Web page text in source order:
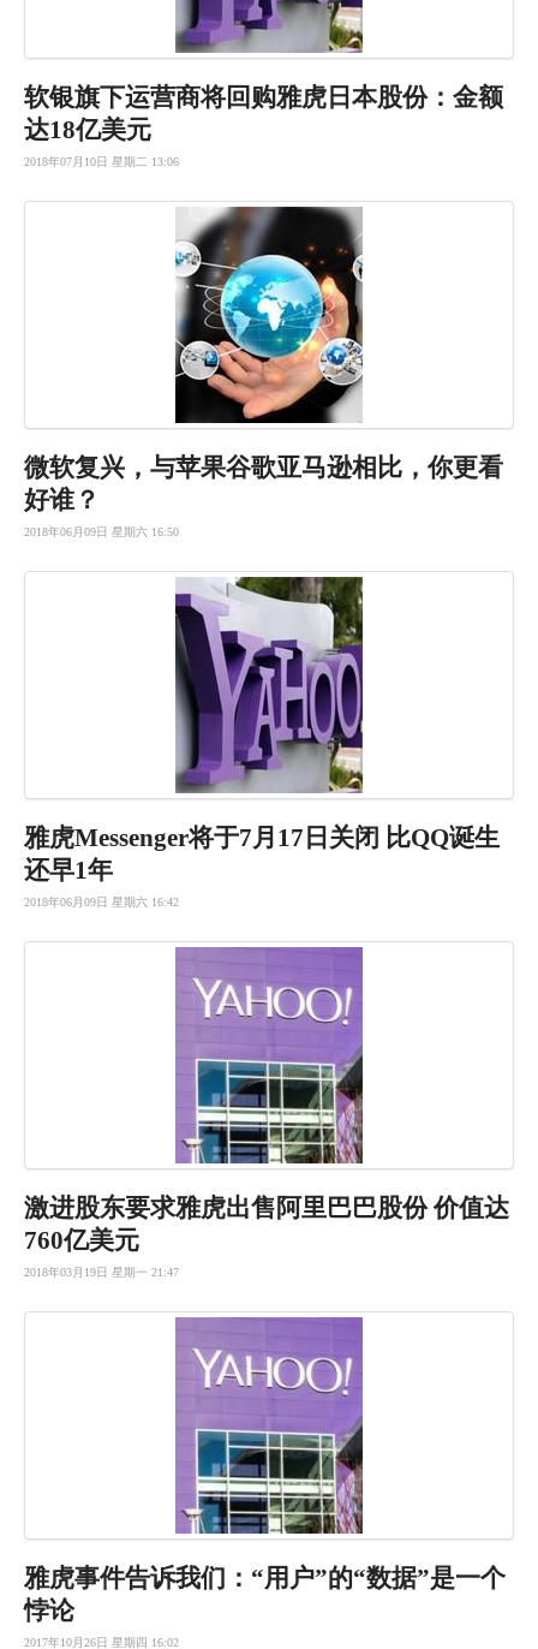
软银旗下运营商将回购雅虎日本股份：金额
达18亿美元
2018年07月10日 星期二 13:06
微软复兴， 与苹果谷歌亚马逊相比 ，你更看
好谁？
2018年06月09日 星期六 16:50
雅虎Messenger将于7月 17日关闭 比QQ诞生
还早1年
2018年06月09日 星期六 16:42
激进股东要求雅虎出售阿里巴巴股份 价值达
760亿美元
2018年03月19日 星期一 21:47
雅虎事件告诉我们：“用户”的“数据”是一个
悖论
2017年10月26日 星期四 16:02